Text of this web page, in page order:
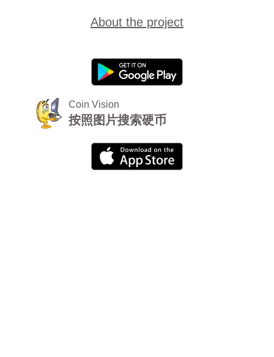
About the project
Coin Vision
按照图片搜索硬币